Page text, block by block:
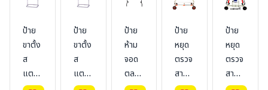
กรวย
สี :
เหลือง
ไม่
กรวย
จราจร)
สี :
แดง
ไม่
กรวย
จราจร)
สี :
เหลือง
ป้าย
ขาตั้ง
ส
แตน
ป้าย
ขาตั้ง
ส
แตน
ป้าย
ห้าม
จอด
ตลอด
ป้าย
หยุด
ตรวจ
สามเหลี่ยม
ป้าย
หยุด
ตรวจ
สามเหลี่ยม